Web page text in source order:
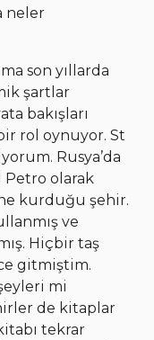
neler
son yıllarda
şartlar
bakışları
rol oynuyor. St
Rusya’da
Petro olarak
kurduğu şehir.
ve
Hiçbir taş
gitmiştim.
mi
de kitaplar
tekrar